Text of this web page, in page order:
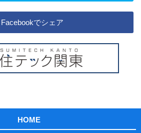
Facebookでシェア
HOME